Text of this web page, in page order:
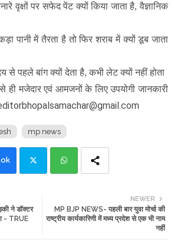
वृक्षों पर सफेद पेंट क्यों किया जाता है, वैज्ञानिक
पानी में तैरता है तो फिर शराब में क्यों डूब जाता
से पहले बांग क्यों देता है, कभी लेट क्यों नहीं होता
ही मजेदार एवं आमजनों के लिए उपयोगी जानकारी
mp news
tte ats
NEWER
MP BJP NEWS- पहली बार युवा मोर्चा की
राष्ट्रीय कार्यकारिणी में मध्य प्रदेश से एक भी नाम
नहीं
ने डॉक्टर
- TRUE